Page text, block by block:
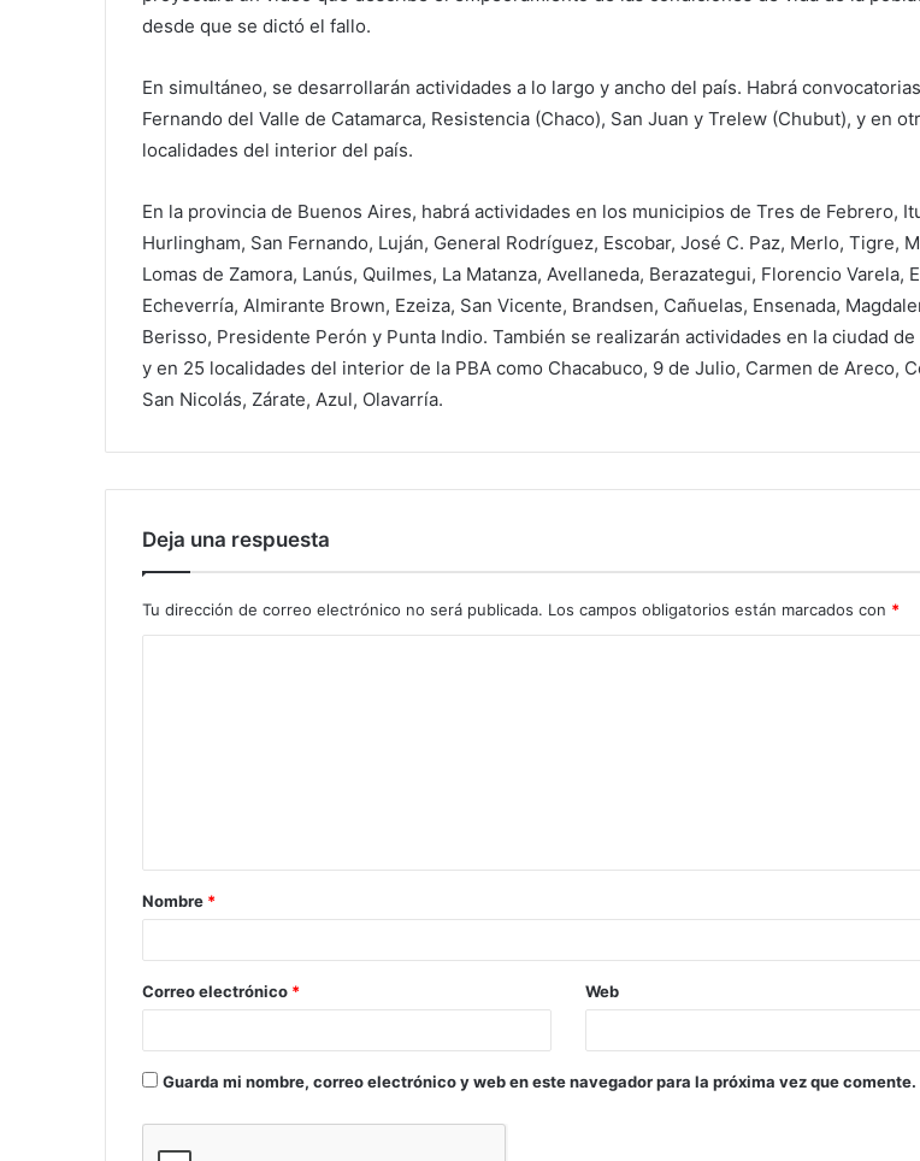
desde que se dictó el fallo.
En simultáneo, se desarrollarán actividades a lo largo y ancho del país. Habrá
Fernando del Valle de Catamarca, Resistencia (Chaco), San Juan y Trelew (Chubut), y en
localidades del interior del país.
En la provincia de Buenos Aires, habrá actividades en los municipios de Tres de Febrero,
Hurlingham, San Fernando, Luján, General Rodríguez, Escobar, José C. Paz, Merlo, Tigre,
Lomas de Zamora, Lanús, Quilmes, La Matanza, Avellaneda, Berazategui, Florencio Varela,
Echeverría, Almirante Brown, Ezeiza, San Vicente, Brandsen, Cañuelas, Ensenada,
Berisso, Presidente Perón y Punta Indio. También se realizarán actividades en la ciudad de
y en 25 localidades del interior de la PBA como Chacabuco, 9 de Julio, Carmen de Areco,
San Nicolás, Zárate, Azul, Olavarría.
Deja una respuesta
Tu dirección de correo electrónico no será publicada. Los campos obligatorios están marcados con *
Nombre *
Correo electrónico * Web
Guarda mi nombre, correo electrónico y web en este navegador para la próxima vez que comente.